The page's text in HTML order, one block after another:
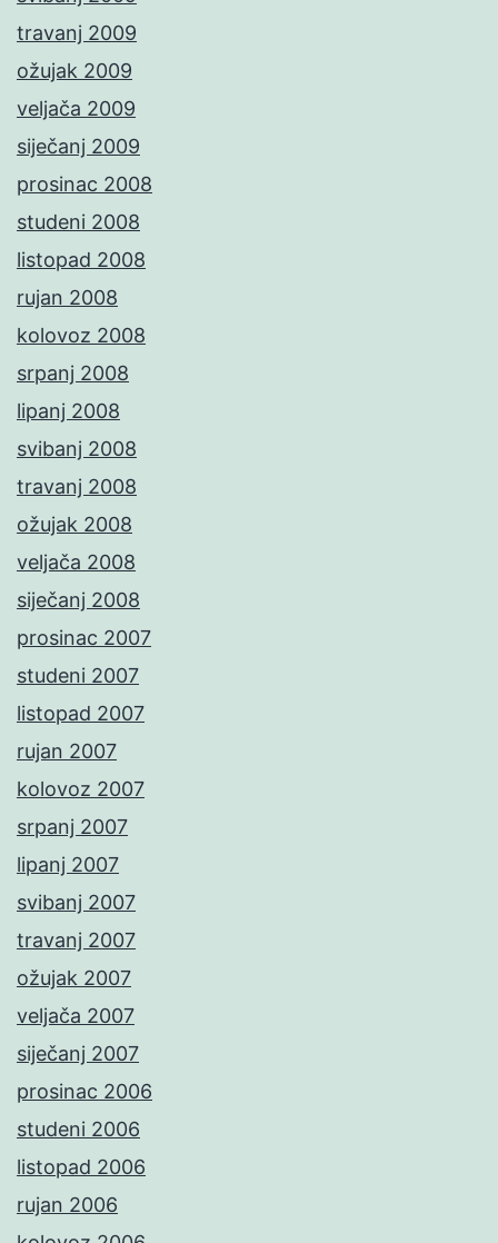
travanj 2009
ožujak 2009
veljača 2009
siječanj 2009
prosinac 2008
studeni 2008
listopad 2008
rujan 2008
kolovoz 2008
srpanj 2008
lipanj 2008
svibanj 2008
travanj 2008
ožujak 2008
veljača 2008
siječanj 2008
prosinac 2007
studeni 2007
listopad 2007
rujan 2007
kolovoz 2007
srpanj 2007
lipanj 2007
svibanj 2007
travanj 2007
ožujak 2007
veljača 2007
siječanj 2007
prosinac 2006
studeni 2006
listopad 2006
rujan 2006